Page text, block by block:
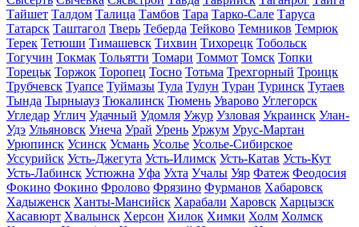
Тайшет Талдом Талица Тамбов Тара Тарко-Сале Таруса
Татарск Таштагол Тверь Теберда Тейково Темников Темрюк
Терек Тетюши Тимашевск Тихвин Тихорецк Тобольск
Тогучин Токмак Тольятти Томари Томмот Томск Топки
Торецьк Торжок Торопец Тосно Тотьма Трехгорный Троицк
Трубчевск Туапсе Туймазы Тула Тулун Туран Туринск Тутаев
Тында Тырныауз Тюкалинск Тюмень Уварово Углегорск
Угледар Углич Удачный Удомля Ужур Узловая Украинск Улан-
Удэ Ульяновск Унеча Урай Урень Уржум Урус-Мартан
Урюпинск Усинск Усмань Усолье Усолье-Сибирское
Уссурийск Усть-Джегута Усть-Илимск Усть-Катав Усть-Кут
Усть-Лабинск Устюжна Уфа Ухта Учалы Уяр Фатеж Феодосия
Фокино Фокино Фролово Фрязино Фурманов Хабаровск
Хадыженск Ханты-Мансийск Харабали Харовск Харцызск
Хасавюрт Хвалынск Херсон Хилок Химки Холм Холмск